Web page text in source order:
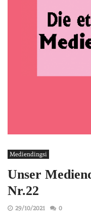
Mediendingsi
Unser
Nr.22
29/10/2021 0